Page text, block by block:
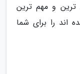
ترین و مهم ترین
اند را برای شما